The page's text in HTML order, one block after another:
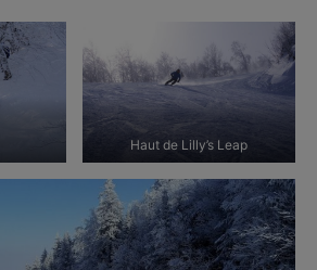
Haut de Lilly’s Leap